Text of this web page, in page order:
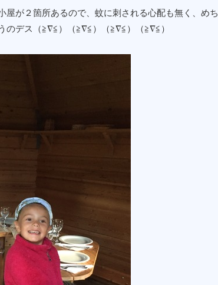
屋が２箇所あるので、蚊に刺される心配も無く、めち
のデス（≧∇≦）（≧∇≦）（≧∇≦）（≧∇≦）